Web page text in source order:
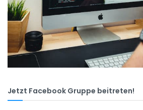
Jetzt Facebook Gruppe beitreten!